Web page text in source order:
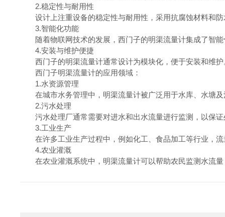
2.稳定性与耐用性
设计上注重设备的稳定性与耐用性，采用抗腐蚀材料和防
3.智能化功能
随着物联网技术的发展，西门子的明渠流量计集成了智能
4.安装与维护便捷
西门子的明渠流量计通常设计为模块化，便于安装和维护
西门子明渠流量计的应用领域：
1.水资源管理
在城市水务管理中，明渠流量计被广泛用于水库、水塘及
2.污水处理
污水处理厂通常需要对进水和出水流量进行监测，以保证
3.工业生产
在许多工业生产过程中，例如化工、食品加工等行业，流
4.农业灌溉
在农业灌溉系统中，明渠流量计可以帮助农民监测水流量